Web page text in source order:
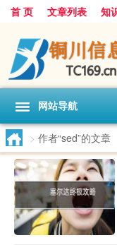
首 页 文章列表 知
网站导航
> 作者“sed”的文章